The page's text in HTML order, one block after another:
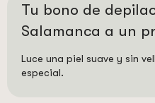
Tu bono de
Salamanca a un
Luce una piel suave y sin
especial.